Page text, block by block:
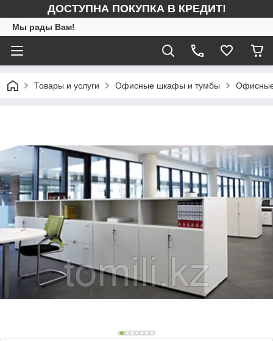
ДОСТУПНА ПОКУПКА В КРЕДИТ!
Мы рады Вам!
Товары и услуги Офисные шкафы и тумбы